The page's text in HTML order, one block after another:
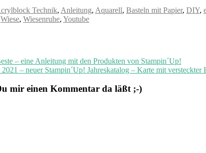
Technik, Anleitung, Aquarell, Basteln mit Papier, DIY,
Wiese, Wiesenruhe, Youtube
– eine Anleitung mit den Produkten von Stampin´Up!
– neuer Stampin´Up! Jahreskatalog – Karte mit
mir einen Kommentar da läßt ;-)